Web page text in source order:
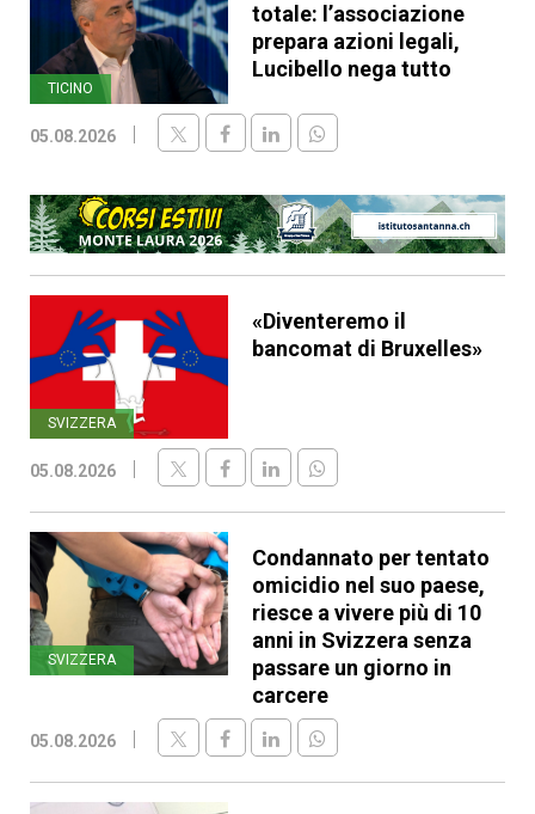
TICINO
totale: l’associazione
prepara azioni legali,
Lucibello nega tutto
05.08.2026
SVIZZERA
«Diventeremo il
bancomat di Bruxelles»
05.08.2026
SVIZZERA
Condannato per tentato
omicidio nel suo paese,
riesce a vivere più di 10
anni in Svizzera senza
passare un giorno in
carcere
05.08.2026